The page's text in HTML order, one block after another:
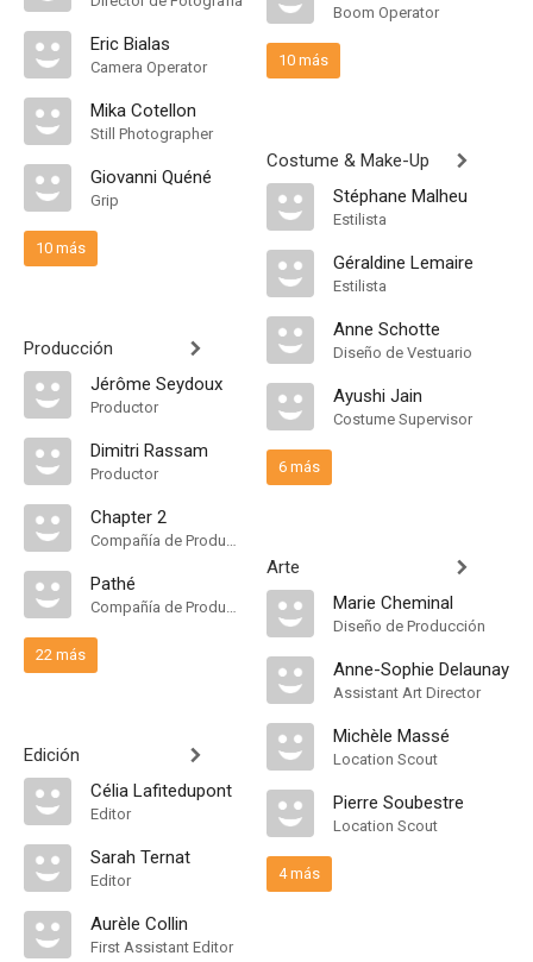
Eric Bialas
Camera Operator
Mika Cotellon
Still Photographer
Giovanni Quéné
Grip
10 más
Producción
Jérôme Seydoux
Productor
Dimitri Rassam
Productor
Chapter 2
Compañía de Produccion
Pathé
Compañía de Produccion
22 más
Edición
Célia Lafitedupont
Editor
Sarah Ternat
Editor
Aurèle Collin
First Assistant Editor
Boom Operator
10 más
Costume & Make-Up
Stéphane Malheu
Estilista
Géraldine Lemaire
Estilista
Anne Schotte
Diseño de Vestuario
Ayushi Jain
Costume Supervisor
6 más
Arte
Marie Cheminal
Diseño de Producción
Anne-Sophie Delaunay
Assistant Art Director
Michèle Massé
Location Scout
Pierre Soubestre
Location Scout
4 más